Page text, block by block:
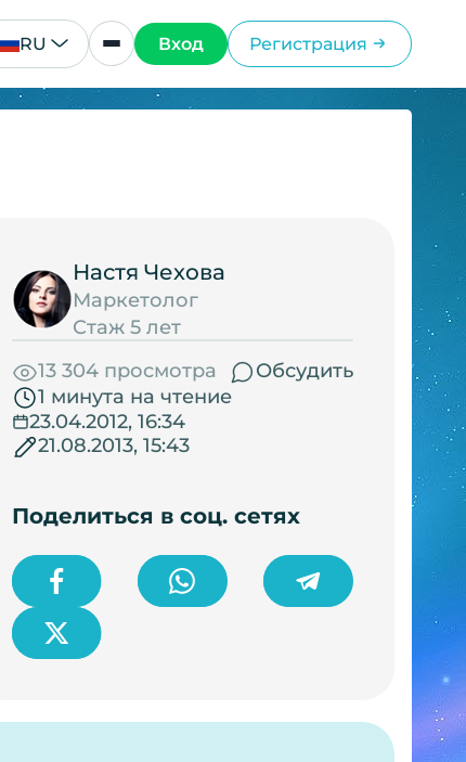
RU Вход Регистрация
Настя Чехова
Маркетолог
Стаж 5 лет
13 304 просмотра
Обсудить
1 минута на чтение
23.04.2012, 16:34
21.08.2013, 15:43
Поделиться в соц. сетях